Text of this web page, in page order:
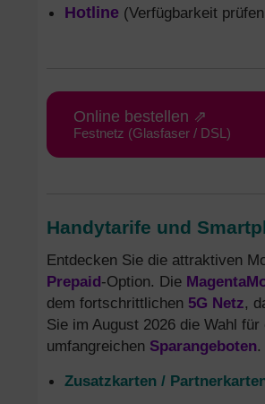
Hotline (Verfügbarkeit
Online bestellen ⇗
Festnetz (Glasfaser / DSL)
Handytarife und
Entdecken Sie die attraktiven
Prepaid-Option. Die
dem fortschrittlichen 5G Netz,
Sie im August 2026 die Wahl
umfangreichen Sparangeboten.
Zusatzkarten /